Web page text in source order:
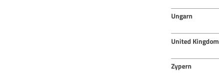
Ungarn
United Kingdom
Zypern